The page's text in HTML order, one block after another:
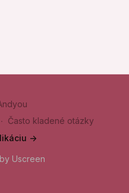
∙ Často kladené otázky
->
Uscreen